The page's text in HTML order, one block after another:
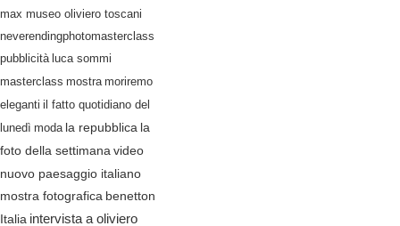
max museo oliviero toscani
neverendingphotomasterclass
pubblicità luca sommi
masterclass mostra moriremo
eleganti il fatto quotidiano del
lunedì moda la repubblica la
foto della settimana video
nuovo paesaggio italiano
mostra fotografica benetton
Italia intervista a oliviero